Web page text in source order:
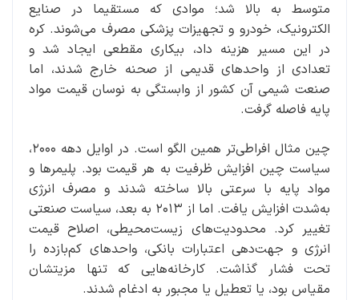
متوسط به بالا شد؛ موادی که مستقیما در صنایع
الکترونیک، خودرو و تجهیزات پزشکی مصرف می‌شوند. کره
در این مسیر هزینه داد، بیکاری مقطعی ایجاد شد و
تعدادی از واحدهای قدیمی از صحنه خارج شدند، اما
صنعت شیمی آن کشور از وابستگی به نوسان قیمت مواد
پایه فاصله گرفت.
چین مثال افراطی‌تر همین الگو است. در اوایل دهه ۲۰۰۰،
سیاست چین افزایش ظرفیت به هر قیمت بود. پلیمرها و
مواد پایه با سرعتی بالا ساخته شدند و مصرف انرژی
به‌شدت افزایش یافت. اما از ۲۰۱۳ به بعد، سیاست صنعتی
تغییر کرد. محدودیت‌های زیست‌محیطی، اصلاح قیمت
انرژی و جهت‌دهی اعتبارات بانکی، واحدهای کم‌بازده را
تحت فشار گذاشت. کارخانه‌هایی که تنها مزیتشان
مقیاس بود، یا تعطیل یا مجبور به ادغام شدند.